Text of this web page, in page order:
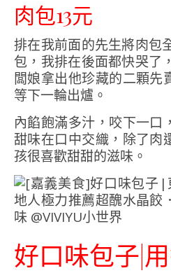
肉包13元
排在我前面的先生將肉包
包，我排在後面都快哭了
闆娘拿出他珍藏的二顆先
等下一輪出爐。
內餡飽滿多汁，咬下一口
甜味在口中交織，除了肉
孩很喜歡甜甜的滋味。
好口味包子|